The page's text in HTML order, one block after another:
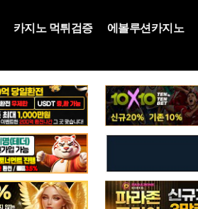
카지노 먹튀검증 에볼루션카지노